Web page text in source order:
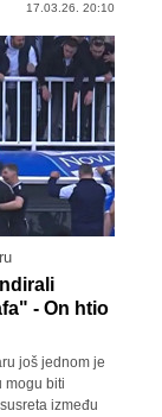
17.03.26. 20:10
- On htio
još jednom je
mogu biti
između